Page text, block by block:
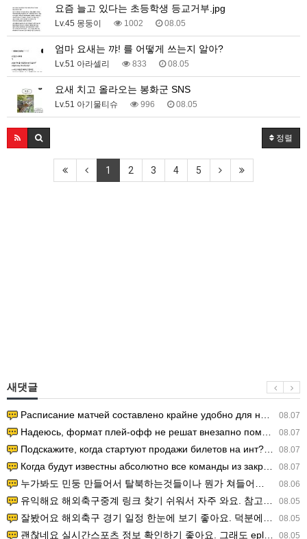
요즘 늘고 있다는 초등학생 등교거부.jpg
Lv.45 몽둥이 1002 08.05
엄마 요새는 꺄! 를 어떻게 쓰는지 알아?
Lv.51 아라셀리 833 08.05
요새 치고 올라오는 봉화군 SNS
Lv.51 아기물티슈 996 08.05
정렬
1 2 3 4 5
새댓글
08.07
Расписание матчей составлено крайне удобно для нашего часово…
08.07
Надеюсь, формат плей-офф не решат внезапно поменять. https:/…
08.07
Подскажите, когда стартуют продажи билетов на инт? https://g…
08.07
Когда будут известны абсолютно все команды из закрытых квали…
08.06
누가봐도 민둥 만들어서 탈북하는것들이나 뭔가 쳐들어오는 낌새를 미리 알아차리기 위함이지 저걸 전쟁준비라고 하…
08.05
유익해요 해외축구중계 링크 찾기 쉬워서 자주 와요. 참고로 무료스포츠중계 정보 확인할 때 출처 꼭 체크해요.…
08.05
잘봤어요 해외축구 경기 일정 한눈에 보기 좋아요. 덕분에 epl중계 볼 때 공식 중계 채널 먼저 찾아봐요. …
08.05
괜찮네요 실시간스포츠 정보 확인하기 좋아요. 그래도 epl중계 볼 때 공식 중계 채널 먼저 찾아봐요. 북마크…